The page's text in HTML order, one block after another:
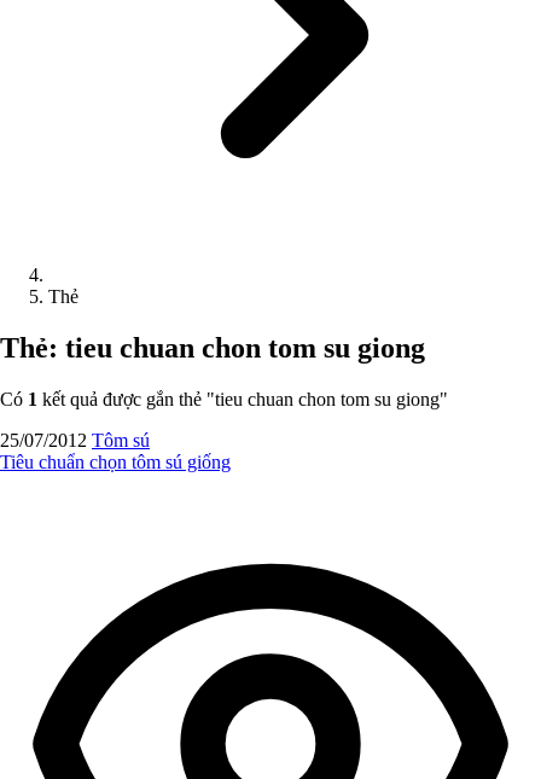
Thẻ
Thẻ: tieu chuan chon tom su giong
Có 1 kết quả được gắn thẻ "tieu chuan chon tom su giong"
25/07/2012 Tôm sú
Tiêu chuẩn chọn tôm sú giống